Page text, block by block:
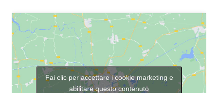
Fai clic per accettare i cookie marketing e
abilitare questo contenuto